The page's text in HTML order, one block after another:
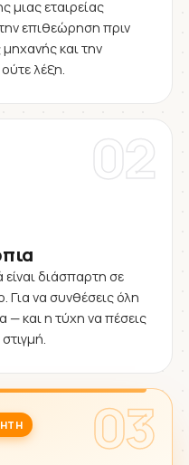
μιας εταιρείας
επιθεώρηση πριν
και την
λέξη.
02
διάσπαρτη σε
Για να συνθέσεις όλη
— και η τύχη να πέσεις
03